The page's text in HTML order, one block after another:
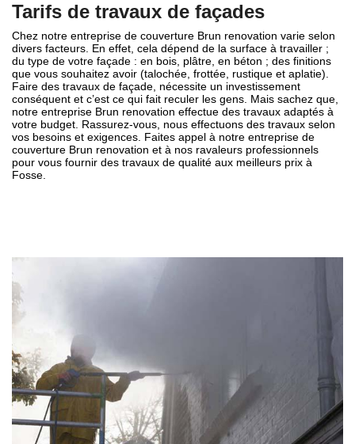
Tarifs de travaux de façades
Chez notre entreprise de couverture Brun renovation varie selon
divers facteurs. En effet, cela dépend de la surface à travailler ;
du type de votre façade : en bois, plâtre, en béton ; des finitions
que vous souhaitez avoir (talochée, frottée, rustique et aplatie).
Faire des travaux de façade, nécessite un investissement
conséquent et c’est ce qui fait reculer les gens. Mais sachez que,
notre entreprise Brun renovation effectue des travaux adaptés à
votre budget. Rassurez-vous, nous effectuons des travaux selon
vos besoins et exigences. Faites appel à notre entreprise de
couverture Brun renovation et à nos ravaleurs professionnels
pour vous fournir des travaux de qualité aux meilleurs prix à
Fosse.